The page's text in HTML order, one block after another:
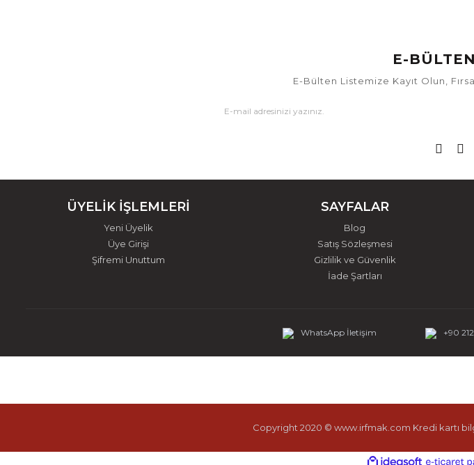
E-
E-Bülten Listemize Kayıt Olun,
ÜYELİK İŞLEMLERİ
Yeni Üyelik
Üye Girişi
Şifremi Unuttum
SAYFALAR
Blog
Satış Sözleşmesi
Gizlilik ve Güvenlik
İade Şartları
WhatsApp İletişim +90
Copyright 2020 © www.irfmak.com Kredi kartı
ideasoft